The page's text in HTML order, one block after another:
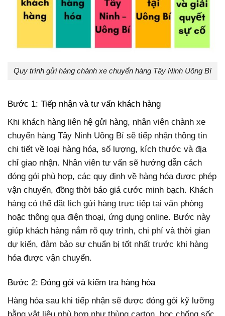
Quy trình gửi hàng chành xe chuyển hàng Tây Ninh Uông Bí
Bước 1: Tiếp nhận và tư vấn khách hàng
Khi khách hàng liên hệ gửi hàng, nhân viên chành xe
chuyển hàng Tây Ninh Uông Bí sẽ tiếp nhận thông tin
chi tiết về loại hàng hóa, số lượng, kích thước và địa
chỉ giao nhận. Nhân viên tư vấn sẽ hướng dẫn cách
đóng gói phù hợp, các quy định về hàng hóa được phép
vận chuyển, đồng thời báo giá cước minh bạch. Khách
hàng có thể đặt lịch gửi hàng trực tiếp tại văn phòng
hoặc thông qua điện thoại, ứng dụng online. Bước này
giúp khách hàng nắm rõ quy trình, chi phí và thời gian
dự kiến, đảm bảo sự chuẩn bị tốt nhất trước khi hàng
hóa được vận chuyển.
Bước 2: Đóng gói và kiểm tra hàng hóa
Hàng hóa sau khi tiếp nhận sẽ được đóng gói kỹ lưỡng
bằng vật liệu phù hợp như thùng carton, bọc chống sốc,